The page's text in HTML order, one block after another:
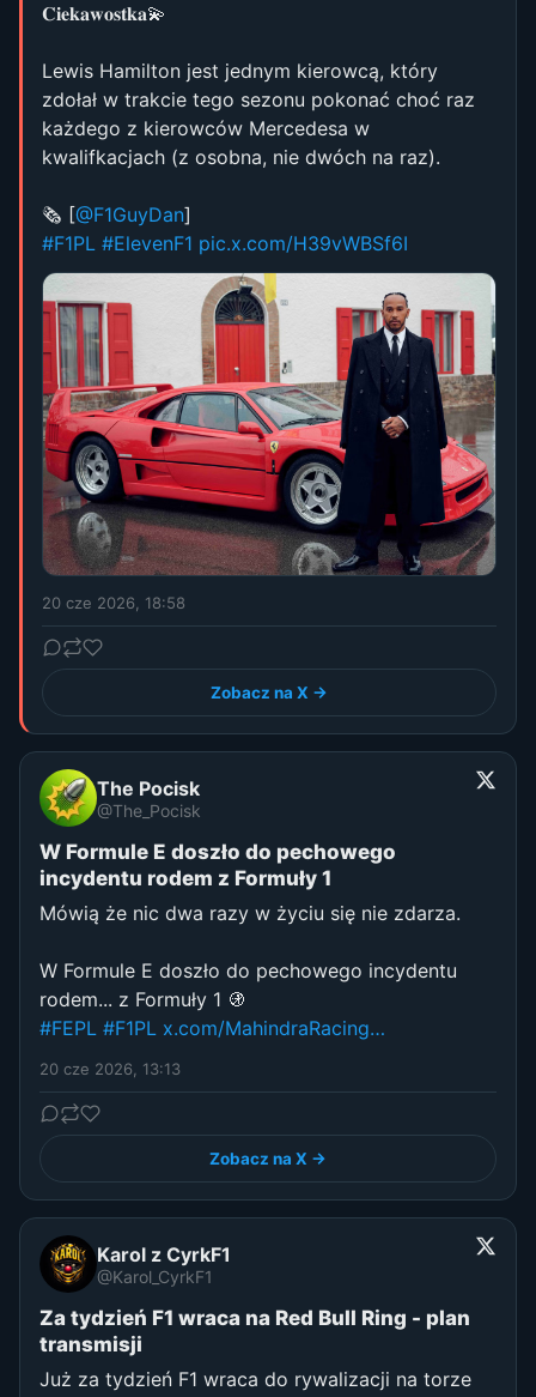
𝐂𝐢𝐞𝐤𝐚𝐰𝐨𝐬𝐭𝐤𝐚💫
Lewis Hamilton jest jednym kierowcą, który
zdołał w trakcie tego sezonu pokonać choć raz
każdego z kierowców Mercedesa w
kwalifkacjach (z osobna, nie dwóch na raz).
🗞️ [@F1GuyDan]
#F1PL #ElevenF1 pic.x.com/H39vWBSf6I
20 cze 2026, 18:58
Zobacz na X →
The Pocisk
@The_Pocisk
W Formule E doszło do pechowego
incydentu rodem z Formuły 1
Mówią że nic dwa razy w życiu się nie zdarza.
W Formule E doszło do pechowego incydentu
rodem... z Formuły 1 🚯
#FEPL #F1PL x.com/MahindraRacing…
20 cze 2026, 13:13
Zobacz na X →
Karol z CyrkF1
@Karol_CyrkF1
Za tydzień F1 wraca na Red Bull Ring - plan
transmisji
Już za tydzień F1 wraca do rywalizacji na torze